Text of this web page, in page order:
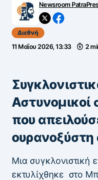
Newsroom
Διεθνή
11 Μαΐου 2026, 13:33 2
Αστυνομικοί
που
Μια συγκλονιστική
εκτυλίχθηκε στο